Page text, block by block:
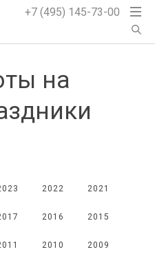
+7 (495) 145-73-00
на
2022 2021
2016 2015
2010 2009